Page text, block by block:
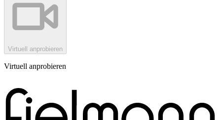
Virtuell anprobieren
Virtuell anprobieren